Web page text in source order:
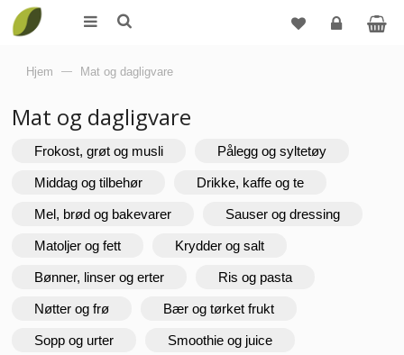
Hjem — Mat og dagligvare
Mat og dagligvare
Frokost, grøt og musli Pålegg og syltetøy
Middag og tilbehør Drikke, kaffe og te
Mel, brød og bakevarer Sauser og dressing
Matoljer og fett Krydder og salt
Bønner, linser og erter Ris og pasta
Nøtter og frø Bær og tørket frukt
Sopp og urter Smoothie og juice